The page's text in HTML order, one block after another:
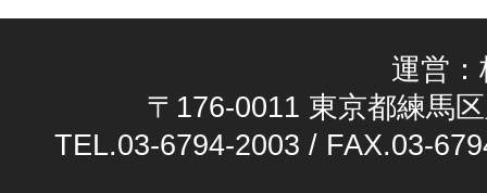
運営
〒176-0011 東京都練馬
TEL.03-6794-2003 / FAX.03-